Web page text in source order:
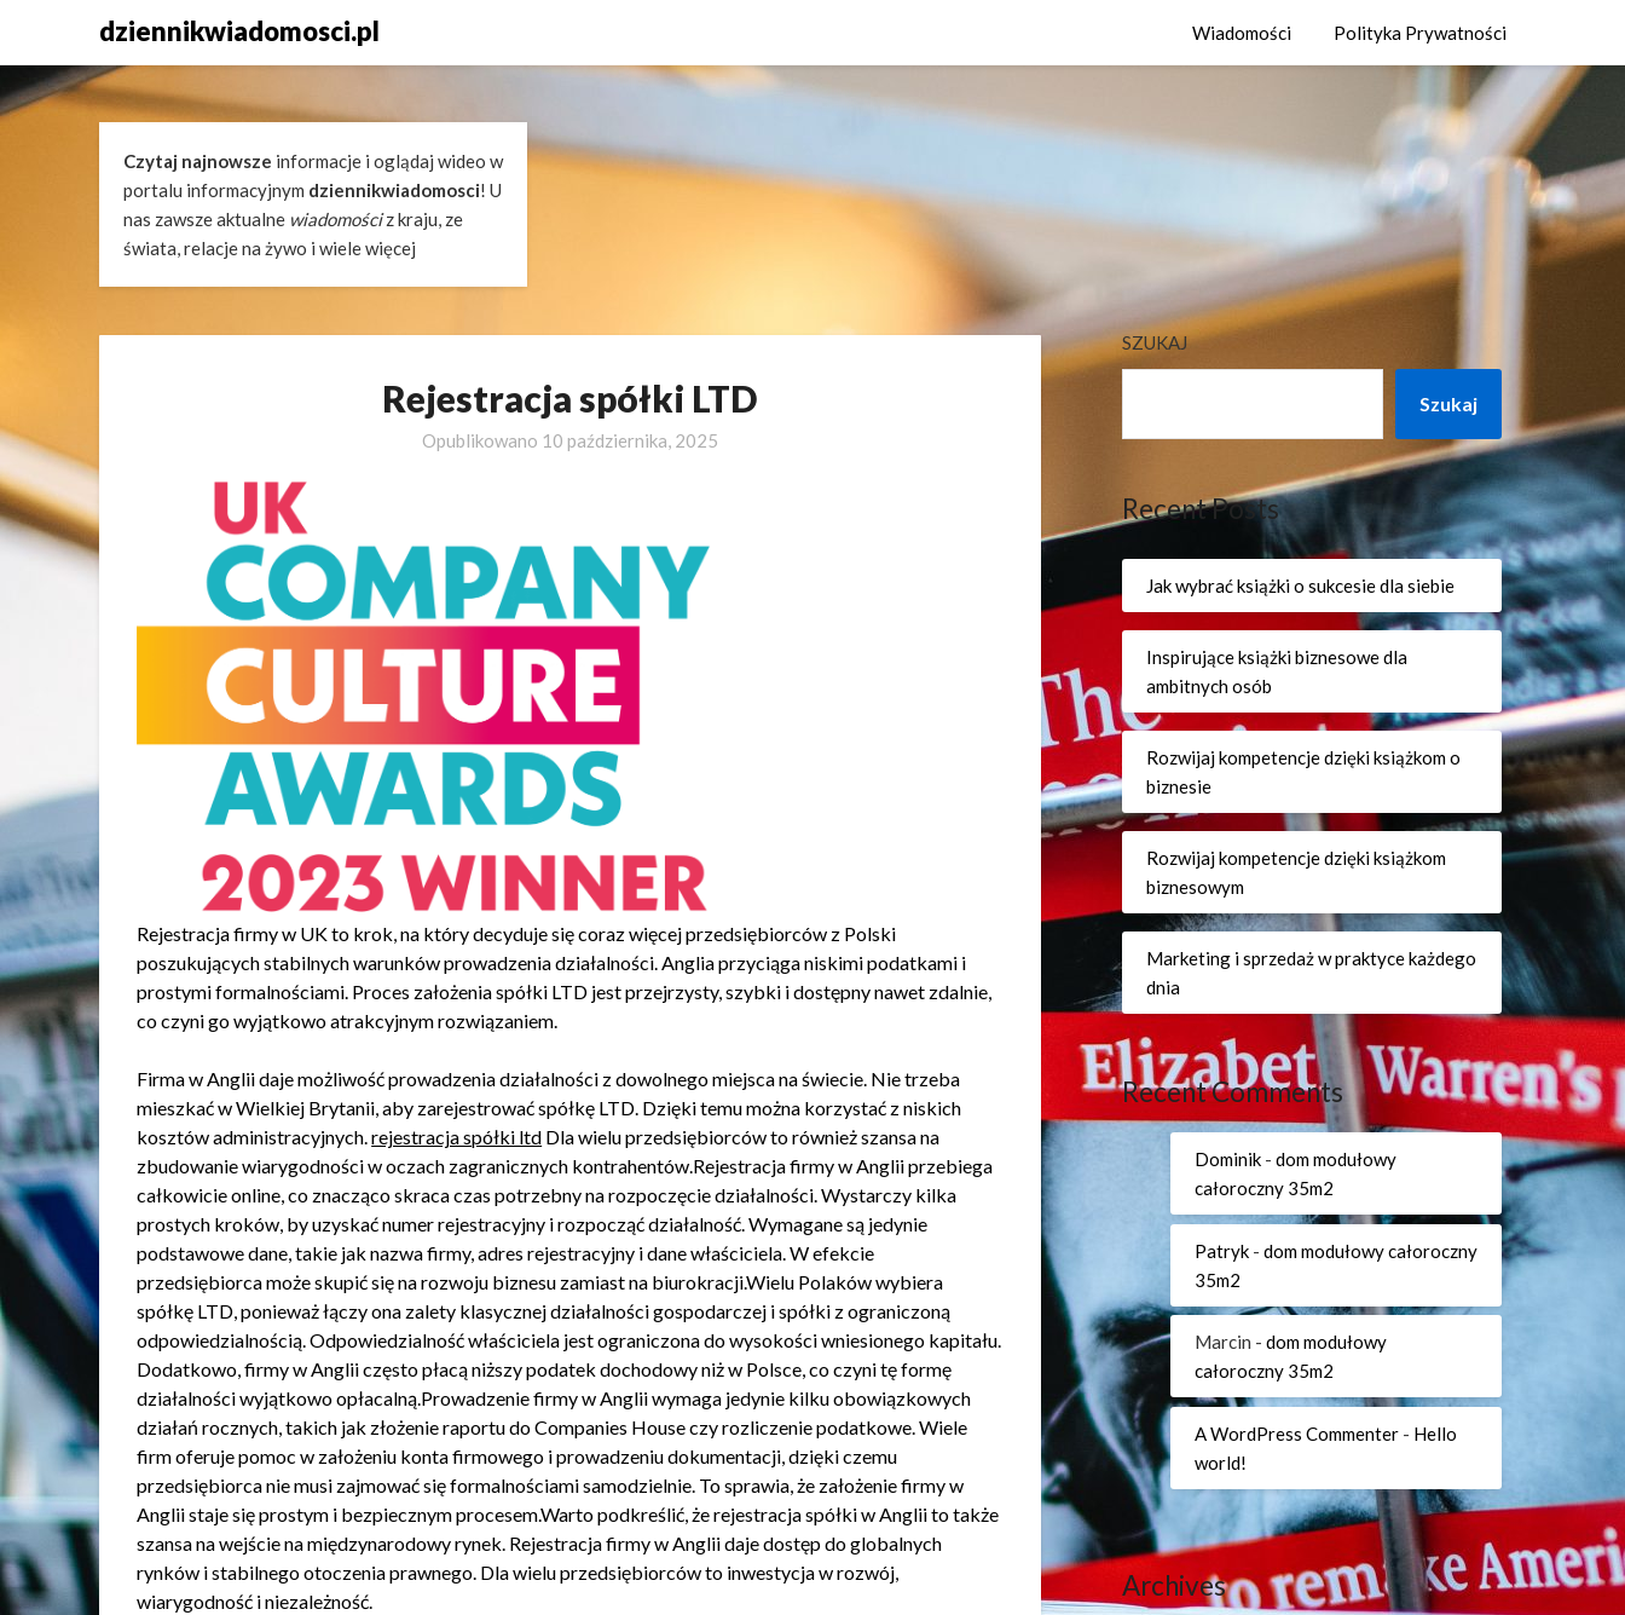
content
dziennikwiadomosci.pl Wiadomości Polityka Prywatności
Czytaj najnowsze informacje i oglądaj wideo w
portalu informacyjnym dziennikwiadomosci! U
nas zawsze aktualne wiadomościz kraju, ze
świata, relacje na żywo i wiele więcej
Rejestracja spółki LTD
Opublikowano 10 października, 2025
Rejestracja firmy w UK to krok, na który decyduje się coraz więcej przedsiębiorców z Polski
poszukujących stabilnych warunków prowadzenia działalności. Anglia przyciąga niskimi podatkami i
prostymi formalnościami. Proces założenia spółki LTD jest przejrzysty, szybki i dostępny nawet zdalnie,
co czyni go wyjątkowo atrakcyjnym rozwiązaniem.
Firma w Anglii daje możliwość prowadzenia działalności z dowolnego miejsca na świecie. Nie trzeba
mieszkać w Wielkiej Brytanii, aby zarejestrować spółkę LTD. Dzięki temu można korzystać z niskich
kosztów administracyjnych.rejestracja spółki ltd Dla wielu przedsiębiorców to również szansa na
zbudowanie wiarygodności w oczach zagranicznych kontrahentów.Rejestracja firmy w Anglii przebiega
całkowicie online, co znacząco skraca czas potrzebny na rozpoczęcie działalności. Wystarczy kilka
prostych kroków, by uzyskać numer rejestracyjny i rozpocząć działalność. Wymagane są jedynie
podstawowe dane, takie jak nazwa firmy, adres rejestracyjny i dane właściciela. W efekcie
przedsiębiorca może skupić się na rozwoju biznesu zamiast na biurokracji.Wielu Polaków wybiera
spółkę LTD, ponieważ łączy ona zalety klasycznej działalności gospodarczej i spółki z ograniczoną
odpowiedzialnością. Odpowiedzialność właściciela jest ograniczona do wysokości wniesionego kapitału.
Dodatkowo, firmy w Anglii często płacą niższy podatek dochodowy niż w Polsce, co czyni tę formę
działalności wyjątkowo opłacalną.Prowadzenie firmy w Anglii wymaga jedynie kilku obowiązkowych
działań rocznych, takich jak złożenie raportu do Companies House czy rozliczenie podatkowe. Wiele
firm oferuje pomoc w założeniu konta firmowego i prowadzeniu dokumentacji, dzięki czemu
przedsiębiorca nie musi zajmować się formalnościami samodzielnie. To sprawia, że założenie firmy w
Anglii staje się prostym i bezpiecznym procesem.Warto podkreślić, że rejestracja spółki w Anglii to także
szansa na wejście na międzynarodowy rynek. Rejestracja firmy w Anglii daje dostęp do globalnych
rynków i stabilnego otoczenia prawnego. Dla wielu przedsiębiorców to inwestycja w rozwój,
wiarygodność i niezależność.
SZUKAJ
Szukaj
Recent Posts
Jak wybrać książki o sukcesie dla siebie
Inspirujące książki biznesowe dla
ambitnych osób
Rozwijaj kompetencje dzięki książkom o
biznesie
Rozwijaj kompetencje dzięki książkom
biznesowym
Marketing i sprzedaż w praktyce każdego
dnia
Recent Comments
Dominik- dom modułowy
całoroczny 35m2
Patryk- dom modułowy całoroczny
35m2
Marcin - dom modułowy
całoroczny 35m2
A WordPress Commenter- Hello
world!
Archives